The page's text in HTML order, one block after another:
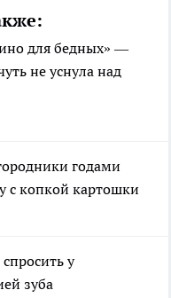
для бедных» —
не уснула над
годами
с копкой картошки
у
зуба